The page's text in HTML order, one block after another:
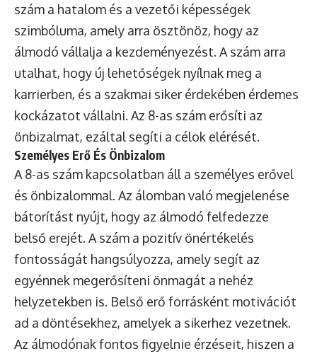
szám a hatalom és a vezetői képességek
szimbóluma, amely arra ösztönöz, hogy az
álmodó vállalja a kezdeményezést. A szám arra
utalhat, hogy új lehetőségek nyílnak meg a
karrierben, és a szakmai siker érdekében érdemes
kockázatot vállalni. Az 8-as szám erősíti az
önbizalmat, ezáltal segíti a célok elérését.
Személyes Erő És Önbizalom
A 8-as szám kapcsolatban áll a személyes erővel
és önbizalommal. Az álomban való megjelenése
bátorítást nyújt, hogy az álmodó felfedezze
belső erejét. A szám a pozitív önértékelés
fontosságát hangsúlyozza, amely segít az
egyénnek megerősíteni önmagát a nehéz
helyzetekben is. Belső erő forrásként motivációt
ad a döntésekhez, amelyek a sikerhez vezetnek.
Az álmodónak fontos figyelnie érzéseit, hiszen a